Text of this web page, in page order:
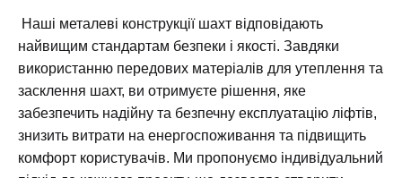
Наші металеві конструкції шахт відповідають
найвищим стандартам безпеки і якості. Завдяки
використанню передових матеріалів для утеплення та
засклення шахт, ви отримуєте рішення, яке
забезпечить надійну та безпечну експлуатацію ліфтів,
знизить витрати на енергоспоживання та підвищить
комфорт користувачів. Ми пропонуємо індивідуальний